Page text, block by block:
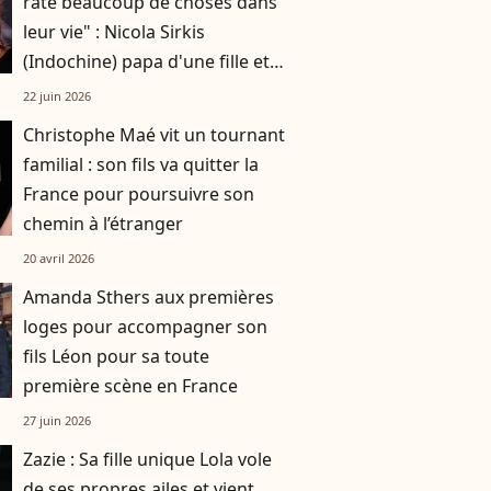
leur vie" : Nicola Sirkis
(Indochine) papa d'une fille et
de deux garçons
22 juin 2026
Christophe Maé vit un tournant
familial : son fils va quitter la
France pour poursuivre son
chemin à l’étranger
20 avril 2026
Amanda Sthers aux premières
loges pour accompagner son
fils Léon pour sa toute
première scène en France
27 juin 2026
Zazie : Sa fille unique Lola vole